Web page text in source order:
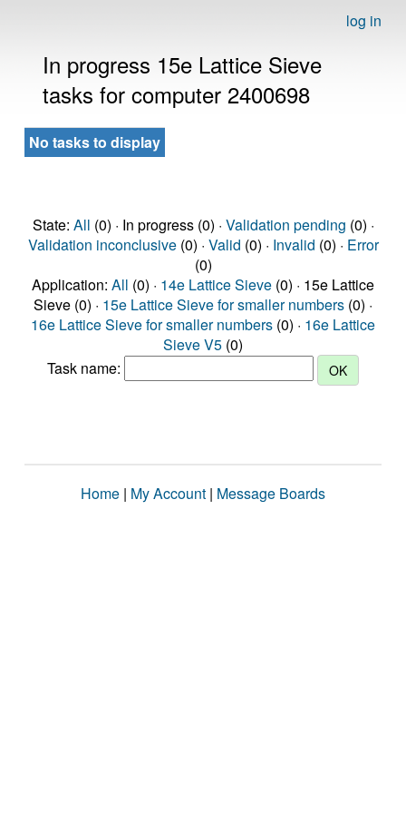
log in
In progress 15e Lattice Sieve
tasks for computer 2400698
No tasks to display
State: All (0) · In progress (0) · Validation pending (0) ·
Validation inconclusive(0) · Valid (0) · Invalid (0) · Error
(0)
Application: All (0) · 14e Lattice Sieve (0) · 15e Lattice
Sieve (0) · 15e Lattice Sieve for smaller numbers (0) ·
16e Lattice Sieve for smaller numbers (0) · 16e Lattice
Sieve V5 (0)
Task name:
Home | My Account | Message Boards